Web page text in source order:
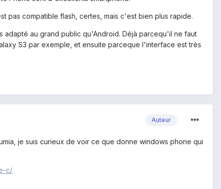
pas compatible flash, certes, mais c'est bien plus rapide.
adapté au grand public qu'Android. Déjà parcequ'il ne faut
S3 par exemple, et ensuite parceque l'interface est très
Auteur
je suis curieux de voir ce que donne windows phone qui
c/